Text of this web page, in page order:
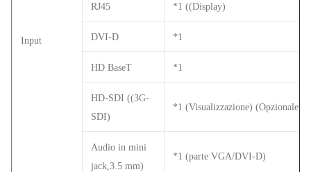
Input
RJ45 *1 ((Display)
DVI-D *1
HD BaseT *1
HD-SDI ((3G-
SDI)
*1 (Visualizzazione) (Opzionale)
Audio in mini
jack,3.5 mm)
*1 (parte VGA/DVI-D)